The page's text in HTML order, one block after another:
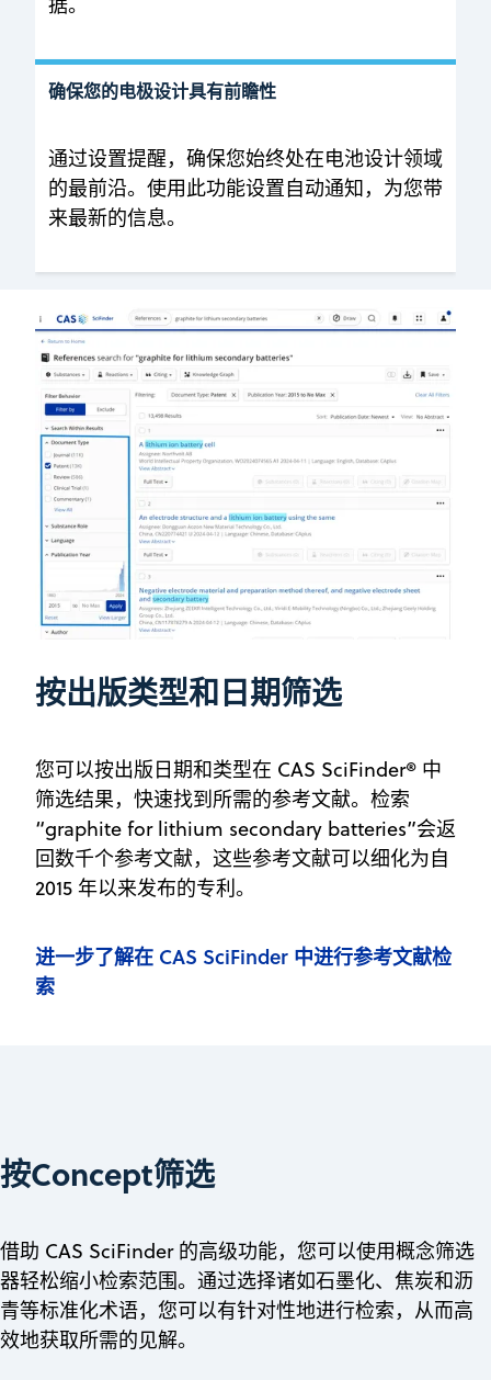
确保您的电极设计具有前瞻性
通过设置提醒，确保您始终处在电池设计领域
的最前沿。使用此功能设置自动通知，为您带
来最新的信息。
按出版类型和日期筛选
您可以按出版日期和类型在 CAS SciFinder® 中
筛选结果，快速找到所需的参考文献。检索
“graphite for lithium secondary batteries”会返
回数千个参考文献，这些参考文献可以细化为自
2015 年以来发布的专利。
进一步了解在 CAS SciFinder 中进行参考文献检
索
按Concept筛选
借助 CAS SciFinder 的高级功能，您可以使用概念筛选
器轻松缩小检索范围。通过选择诸如石墨化、焦炭和沥
青等标准化术语，您可以有针对性地进行检索，从而高
效地获取所需的见解。